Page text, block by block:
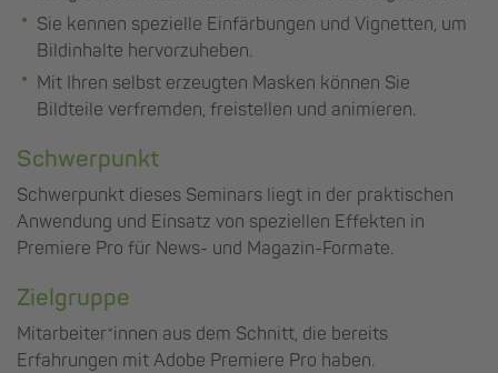
Sie kennen spezielle Einfärbungen und Vignetten, um
Bildinhalte hervorzuheben.
Mit Ihren selbst erzeugten Masken können Sie
Bildteile verfremden, freistellen und animieren.
Schwerpunkt
Schwerpunkt dieses Seminars liegt in der praktischen
Anwendung und Einsatz von speziellen Effekten in
Premiere Pro für News- und Magazin-Formate.
Zielgruppe
Mitarbeiter*innen aus dem Schnitt, die bereits
Erfahrungen mit Adobe Premiere Pro haben.